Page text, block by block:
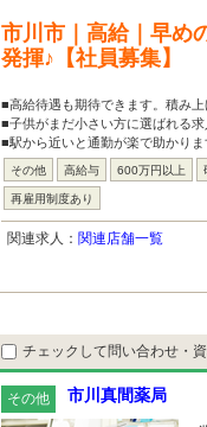
市川市｜高給｜早め
発揮♪【社員募集】
■高給待遇も期待できます。積み
■子供がまだ小さい方に選ばれる
■駅から近いと通勤が楽で助かりま
その他 高給与 600万円以上
再雇用制度あり
関連求人： 関連店舗一覧
チェックして問い合わせ・
その他 市川真間薬局